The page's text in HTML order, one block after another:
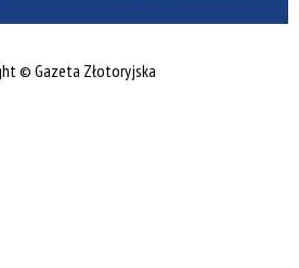
© Gazeta Złotoryjska